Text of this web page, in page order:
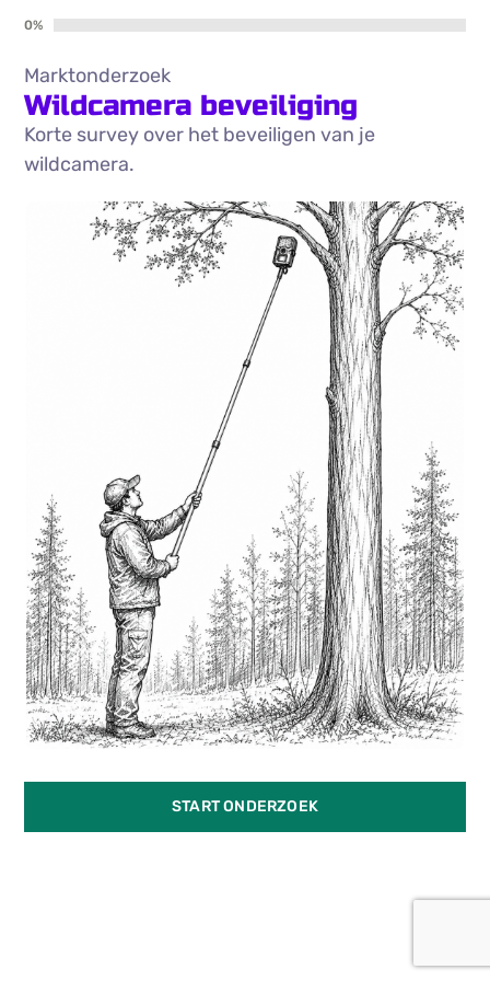
0%
Marktonderzoek
Wildcamera beveiliging
Korte survey over het beveiligen van je
wildcamera.
START ONDERZOEK